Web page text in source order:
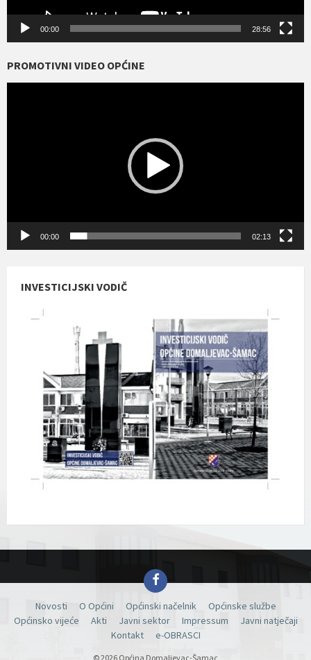
00:00 28:56
PROMOTIVNI VIDEO OPĆINE
00:00 02:13
INVESTICIJSKI VODIČ
Facebook
Novosti O Općini Općinski načelnik
Općinske službe
Općinsko vijeće
Akti Javni sektor Impressum
Javni natječaji
Kontakt
e-OBRASCI
© 2026 Općina Domaljevac-Šamac